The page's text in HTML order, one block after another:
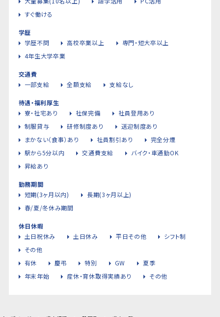
すぐ働ける
学歴
学歴不問
高校卒業以上
専門・短大卒以上
4年生大学卒業
交通費
一部支給
全額支給 支給なし
待遇・福利厚生
寮・社宅あり
社保完備
社員登用あり
制服貸与
研修制度あり
送迎制度あり
まかない（食事）あり
社員割引あり
完全分煙
駅から5分以内
交通費支給
バイク・車通勤OK
昇給あり
勤務期間
短期(3ヶ月以内)
長期(3ヶ月以上)
春/夏/冬休み期間
休日休暇
土日祝休み
土日休み 平日その他
シフト制
その他
有休
慶弔 特別 GW
夏季
年末年始
産休・育休取得実績あり その他